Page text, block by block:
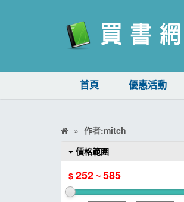
首頁 優惠活動
作者:mitch
價格範圍
$ 252 ~ 585